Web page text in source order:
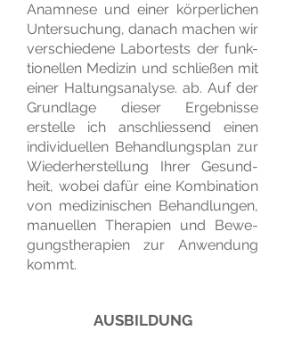
Anamnese und einer körperlichen
Untersuchung, danach machen wir
verschiedene Labortests der funk-
tionellen Medizin und schließen mit
einer Haltungsanalyse. ab. Auf der
Grundlage dieser Ergebnisse
erstelle ich anschliessend einen
individuellen Behandlungsplan zur
Wiederherstellung Ihrer Gesund-
heit, wobei dafür eine Kombination
von medizinischen Behandlungen,
manuellen Therapien und Bewe-
gungstherapien zur Anwendung
kommt.
AUSBILDUNG